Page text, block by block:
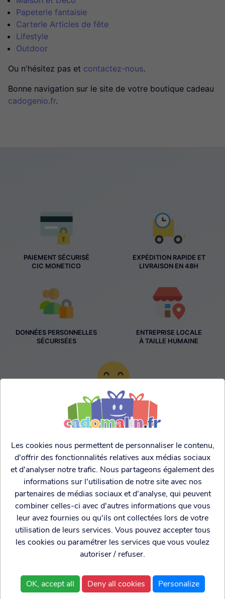
Papeterie fantaisie
CarterIe Articles de fête
Lifestyle
Outdoor
Ou n'hésitez pas et contactez-nous.
Bonne navigation sur le site de votre boutique cadeau
cadogenio.fr.
PAIEMENT SÉCURISÉ
CIC MONETICO
EXPÉDITION RAPIDE ET
LIVRAISON EN 48H
DONNÉES PERSONNELLES
SÉCURISÉES
ENTREPRISE LOCALE
À TAILLE HUMAINE
TARIFS AGRESSIFS &
FRANCO LEGER
boutique
spécialisée dans
Conditions générales de
Les cookies nous permettent de personnaliser le contenu,
d'offrir des fonctionnalités relatives aux médias sociaux
et d'analyser notre trafic. Nous partageons également des
informations sur l'utilisation de notre site avec nos
partenaires de médias sociaux et d'analyse, qui peuvent
combiner celles-ci avec d'autres informations que vous
leur avez fournies ou qu'ils ont collectées lors de votre
utilisation de leurs services. Vous pouvez accepter tous
les cookies ou paramétrer les services que vous voulez
autoriser / refuser.
OK, accept all Deny all cookies Personalize